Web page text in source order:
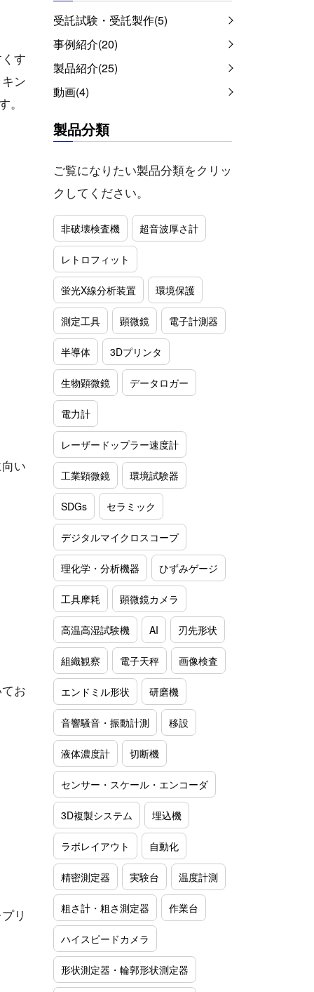
す
ン
い
お
リ
受託試験・受託製作(5)
事例紹介(20)
製品紹介(25)
動画(4)
製品分類
ご覧になりたい製品分類をクリッ
クしてください。
非破壊検査機 超音波厚さ計
レトロフィット
蛍光X線分析装置 環境保護
測定工具 顕微鏡 電子計測器
半導体 3Dプリンタ
生物顕微鏡 データロガー
電力計
レーザードップラー速度計
工業顕微鏡 環境試験器
SDGs セラミック
デジタルマイクロスコープ
理化学・分析機器 ひずみゲージ
工具摩耗 顕微鏡カメラ
高温高湿試験機 AI 刃先形状
組織観察 電子天秤 画像検査
エンドミル形状 研磨機
音響騒音・振動計測 移設
液体濃度計 切断機
センサー・スケール・エンコーダ
3D複製システム 埋込機
ラボレイアウト 自動化
精密測定器 実験台 温度計測
粗さ計・粗さ測定器 作業台
ハイスピードカメラ
形状測定器・輪郭形状測定器